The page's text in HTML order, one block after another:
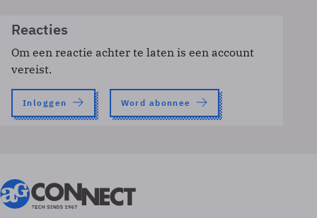
Reacties
Om een reactie achter te laten is een account
vereist.
Inloggen Word abonnee